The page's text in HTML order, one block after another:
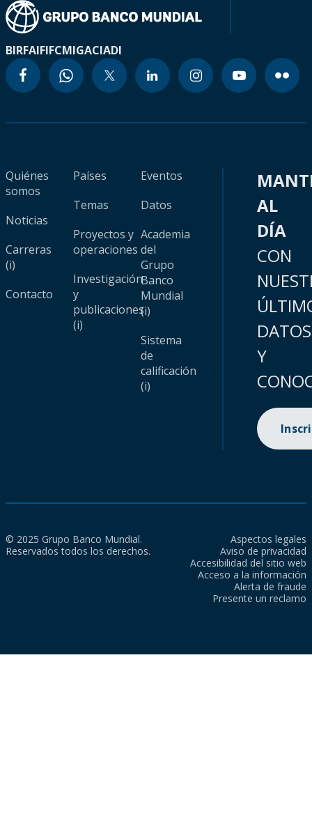
BIRFAIFIFCMIGACIADI
Quiénes
somos
Noticias
Carreras
(i)
Contacto
Países
Temas
Proyectos y
operaciones
Investigación
y
publicaciones
(i)
Eventos
Datos
Academia
del
Grupo
Banco
Mundial
(i)
Sistema
de
calificación
(i)
AL
DÍA
CON
DATOS
Y
© 2025 Grupo Banco Mundial.
Reservados todos los derechos.
Aspectos legales
Aviso de privacidad
Accesibilidad del sitio web
Acceso a la información
Alerta de fraude
Presente un reclamo